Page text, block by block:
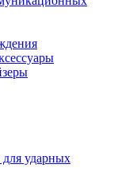
ударных